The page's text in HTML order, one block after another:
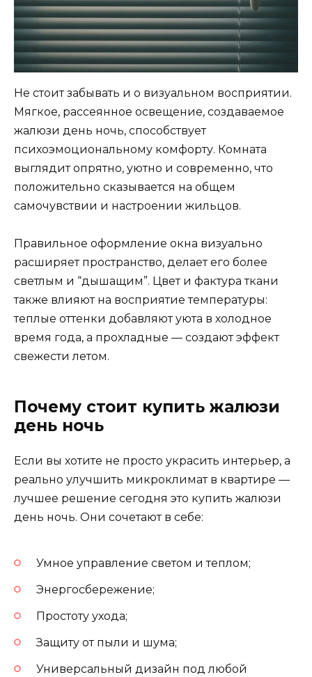
Не стоит забывать и о визуальном восприятии.
Мягкое, рассеянное освещение, создаваемое
жалюзи день ночь, способствует
психоэмоциональному комфорту. Комната
выглядит опрятно, уютно и современно, что
положительно сказывается на общем
самочувствии и настроении жильцов.
Правильное оформление окна визуально
расширяет пространство, делает его более
светлым и “дышащим”. Цвет и фактура ткани
также влияют на восприятие температуры:
теплые оттенки добавляют уюта в холодное
время года, а прохладные — создают эффект
свежести летом.
Почему стоит купить жалюзи
день ночь
Если вы хотите не просто украсить интерьер, а
реально улучшить микроклимат в квартире —
лучшее решение сегодня это купить жалюзи
день ночь. Они сочетают в себе:
Умное управление светом и теплом;
Энергосбережение;
Простоту ухода;
Защиту от пыли и шума;
Универсальный дизайн под любой